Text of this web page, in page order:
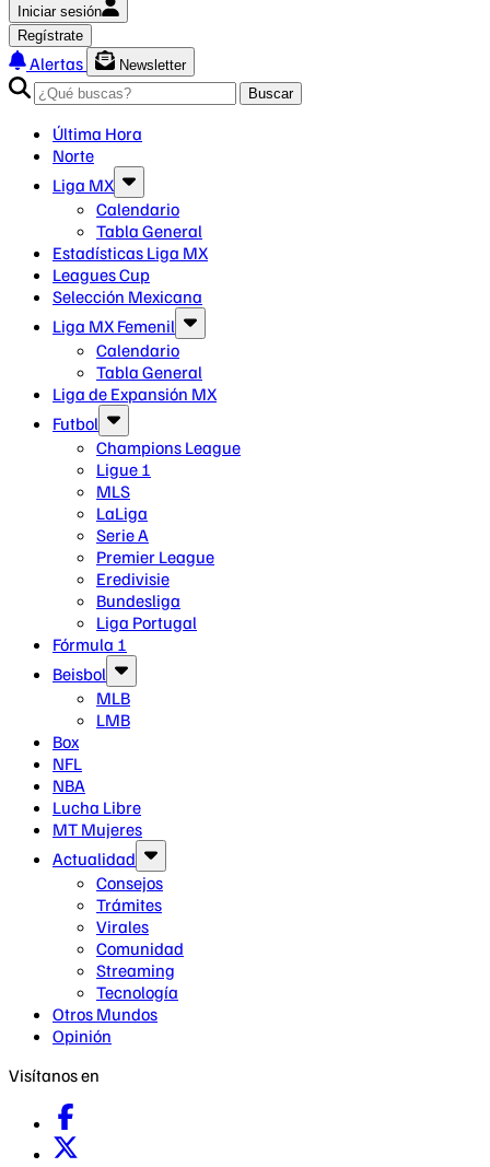
Iniciar sesión
Regístrate
Alertas
Newsletter
Buscar
Última Hora
Norte
Liga MX
Calendario
Tabla General
Estadísticas Liga MX
Leagues Cup
Selección Mexicana
Liga MX Femenil
Calendario
Tabla General
Liga de Expansión MX
Futbol
Champions League
Ligue 1
MLS
LaLiga
Serie A
Premier League
Eredivisie
Bundesliga
Liga Portugal
Fórmula 1
Beisbol
MLB
LMB
Box
NFL
NBA
Lucha Libre
MT Mujeres
Actualidad
Consejos
Trámites
Virales
Comunidad
Streaming
Tecnología
Otros Mundos
Opinión
Visítanos en